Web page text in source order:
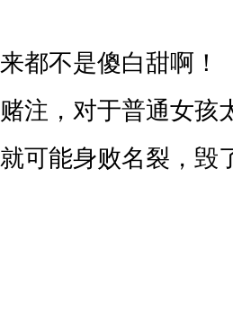
不是傻白甜啊！
，对于普通女孩
能身败名裂，毁